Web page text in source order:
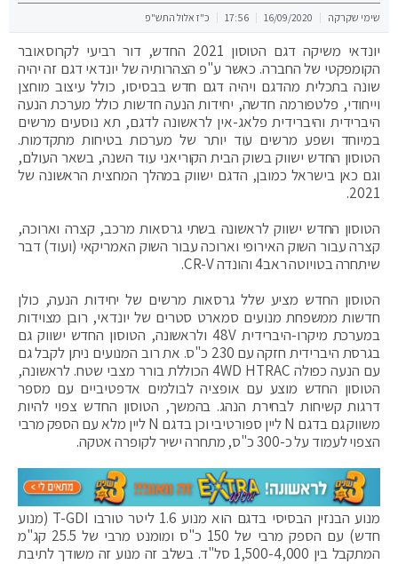
שימי שקרקה 16/09/2020
17:56 כ"ז אלול התש"פ
יונדאי משיקה דגם הטוסון 2021 החדש, דור רביעי לקרוסאובר
הקומפקטי של החברה. כאשר ע"פ הצהרותיה של יונדאי דגם זה יהיה
שונה בתכלית מהדגם ויהיה דגם חדש בבסיסו, כולל עיצוב מוחצן
וייחודי, פלטפורמה חדשה, יחידות הנעה חדשות כולל מערכת הנעה
היברידית והיברידית פלאג-אין לראשונה לדגם, תא נוסעים מרשים
במיוחד ושפע מרשים עוד יותר של מערכות בטיחות מתקדמות.
הטוסון החדש ישווק בשוק הבית הקוריאני עוד השנה, בשאר העולם,
וגם כאן בישראל כמובן, הדגם ישווק במהלך המחצית הראשונה של
2021.
הטוסון החדש ישווק לראשונה בשתי גרסאות מרכב, קצרה וארוכה,
קצרה עבור השוק האירופי וארוכה עבור השוק האמריקאי (ועוד) דבר
שיתחרה בטויוטה ראב4 והונדה CR-V.
הטוסון החדש מציע שלל גרסאות מרשים של יחידות הנעה, כולן
חדשות ממשפחת מנועים סמארט סטרים של יונדאי, רובן מצוידות
במערכת מיקרו-היברידית 48V ולראשונה, הטוסון החדש ישווק גם
בגרסת היברידית חזקה עם 230 כ"ס. את רוב המנועים ניתן לקבל גם
עם הנעה כפולה 4WD HTRAC הכוללת בורר מצבי שטח. לראשונה,
הטוסון החדש מוצע עם אופציה לבולמים אדפטיביים עם מספר
דרגות קשיחות לבחירת הנהג. בהמשך, הטוסון החדש צפוי להיות
משווק גם בדגם N ליין ספורטיבי וכן בדגם N ליין מלא עם הספק מרבי
הצפוי לעמוד על כ-300 כ"ס, מתחרה ישיר לקופרה אטקה.
מנוע הבנזין הבסיסי בדגם הוא מנוע 1.6 ליטר טורבו T-GDI (מנוע
חדש) עם הספק מרבי של 150 כ"ס ומומנט מרבי של 25.5 קג"מ
המתקבל בין 1,500-4,000 סל"ד. בשלב זה מנוע זה משודך לתיבת